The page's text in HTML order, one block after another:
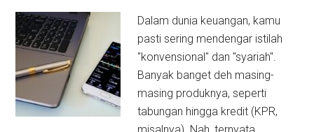
Dalam dunia keuangan, kamu
pasti sering mendengar istilah
"konvensional" dan "syariah".
Banyak banget deh masing-
masing produknya, seperti
tabungan hingga kredit (KPR,